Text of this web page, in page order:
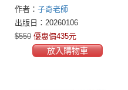
作者： 子奇老師
出版日：20260106
$550 優惠價435元
放入購物車